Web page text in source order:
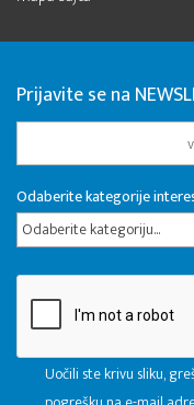
Prijavite se na
Odaberite kategorije
Odaberite kategoriju...
Uočili ste krivu sliku,